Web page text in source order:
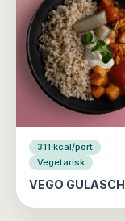
311 kcal/port
Vegetarisk
VEGO GULASCH